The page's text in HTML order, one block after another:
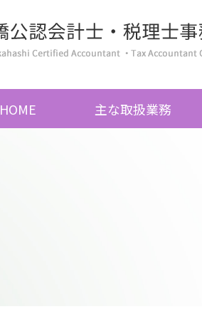
HOME 主な取扱業務